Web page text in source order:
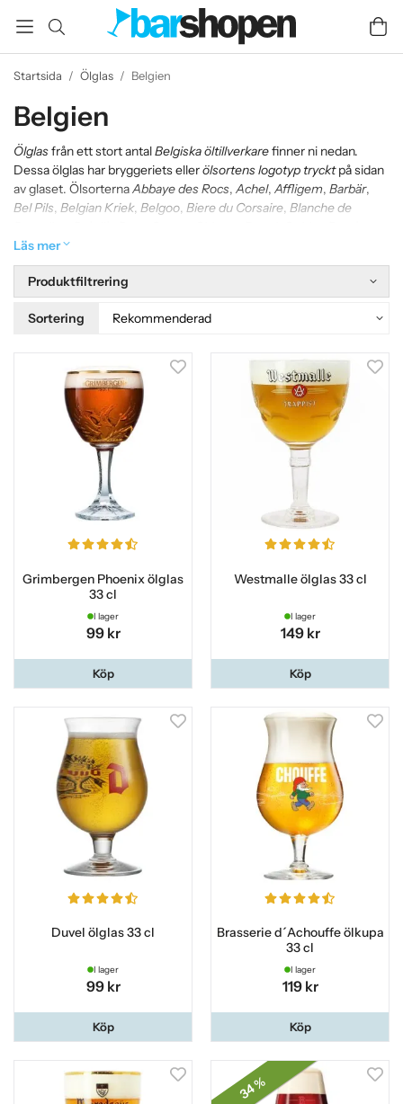
Startsida / Ölglas / Belgien
Belgien
Ölglasfrån ett stort antalBelgiska öltillverkarefinner ni nedan.
Dessa ölglas har bryggeriets ellerölsortens logotyp trycktpå sidan
av glaset. ÖlsorternaAbbaye des Rocs, Achel, Affligem, Barbär,
Bel Pils, Belgian Kriek, Belgoo, Biere du Corsaire, Blanche de
Hoegaarden
Artois,TimmermansochWestmalleär ett urval av deölglas med
tryckni finner nedan.
Läs mer
Produktfiltrering
Sortering
Grimbergen Phoenix ölglas
33 cl
I lager
99 kr
Köp
Westmalle ölglas 33 cl
I lager
149 kr
Köp
Duvel ölglas 33 cl
I lager
99 kr
Köp
Brasserie d´Achouffe ölkupa
33 cl
I lager
119 kr
Köp
34 %